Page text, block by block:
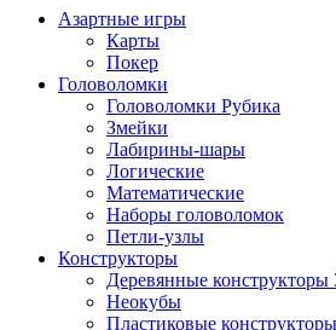
Азартные игры
Карты
Покер
Головоломки
Головоломки Рубика
Змейки
Лабирины-шары
Логические
Математические
Наборы головоломок
Петли-узлы
Конструкторы
Деревянные конструкторы
Неокубы
Пластиковые конструкторы